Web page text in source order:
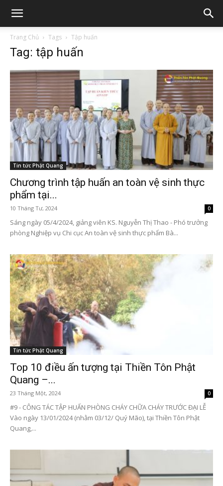
Trang Chủ Tags Tập huấn
Tag: tập huấn
Tin tức Phật Quang
Chương trình tập huấn an toàn vệ sinh thực
phẩm tại...
10 Tháng Tư, 2024 0
Sáng ngày 05/4/2024, giảng viên KS. Nguyễn Thị Thao - Phó trưởng
phòng Nghiệp vụ Chi cục An toàn vệ sinh thực phẩm Bà...
Tin tức Phật Quang
Top 10 điều ấn tượng tại Thiền Tôn Phật
Quang –...
23 Tháng Một, 2024 0
#9 - CÔNG TÁC TẬP HUẤN PHÒNG CHÁY CHỮA CHÁY TRƯỚC ĐẠI LỄ
Vào ngày 13/01/2024 (nhằm 03/12/ Quý Mão), tại Thiền Tôn Phật
Quang,...